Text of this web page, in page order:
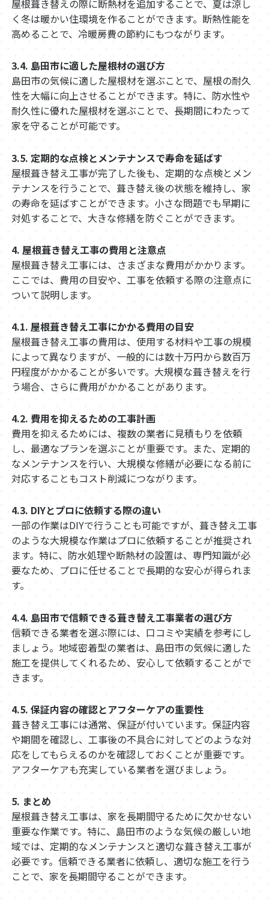
屋根葺き替えの際に断熱材を追加することで、夏は涼し
く冬は暖かい住環境を作ることができます。断熱性能を
高めることで、冷暖房費の節約にもつながります。
3.4. 島田市に適した屋根材の選び方
島田市の気候に適した屋根材を選ぶことで、屋根の耐久
性を大幅に向上させることができます。特に、防水性や
耐久性に優れた屋根材を選ぶことで、長期間にわたって
家を守ることが可能です。
3.5. 定期的な点検とメンテナンスで寿命を延ばす
屋根葺き替え工事が完了した後も、定期的な点検とメン
テナンスを行うことで、葺き替え後の状態を維持し、家
の寿命を延ばすことができます。小さな問題でも早期に
対処することで、大きな修繕を防ぐことができます。
4. 屋根葺き替え工事の費用と注意点
屋根葺き替え工事には、さまざまな費用がかかります。
ここでは、費用の目安や、工事を依頼する際の注意点に
ついて説明します。
4.1. 屋根葺き替え工事にかかる費用の目安
屋根葺き替え工事の費用は、使用する材料や工事の規模
によって異なりますが、一般的には数十万円から数百万
円程度がかかることが多いです。大規模な葺き替えを行
う場合、さらに費用がかかることがあります。
4.2. 費用を抑えるための工事計画
費用を抑えるためには、複数の業者に見積もりを依頼
し、最適なプランを選ぶことが重要です。また、定期的
なメンテナンスを行い、大規模な修繕が必要になる前に
対応することもコスト削減につながります。
4.3. DIYとプロに依頼する際の違い
一部の作業はDIYで行うことも可能ですが、葺き替え工事
のような大規模な作業はプロに依頼することが推奨され
ます。特に、防水処理や断熱材の設置は、専門知識が必
要なため、プロに任せることで長期的な安心が得られま
す。
4.4. 島田市で信頼できる葺き替え工事業者の選び方
信頼できる業者を選ぶ際には、口コミや実績を参考にし
ましょう。地域密着型の業者は、島田市の気候に適した
施工を提供してくれるため、安心して依頼することがで
きます。
4.5. 保証内容の確認とアフターケアの重要性
葺き替え工事には通常、保証が付いています。保証内容
や期間を確認し、工事後の不具合に対してどのような対
応をしてもらえるのかを確認しておくことが重要です。
アフターケアも充実している業者を選びましょう。
5. まとめ
屋根葺き替え工事は、家を長期間守るために欠かせない
重要な作業です。特に、島田市のような気候の厳しい地
域では、定期的なメンテナンスと適切な葺き替え工事が
必要です。信頼できる業者に依頼し、適切な施工を行う
ことで、家を長期間守ることができます。